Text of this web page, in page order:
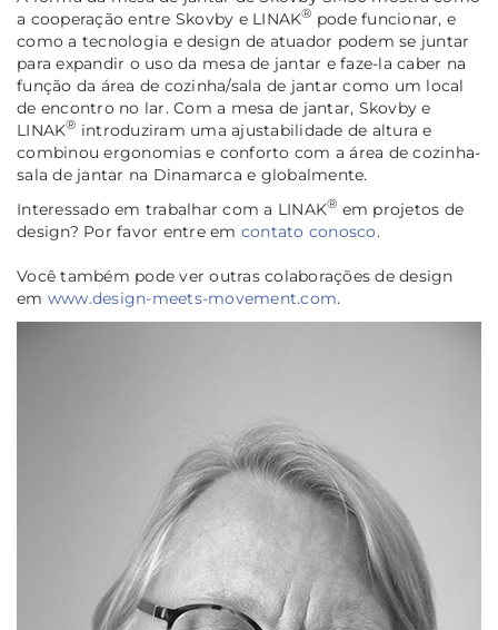
a cooperação entre Skovby e LINAK® pode funcionar, e
como a tecnologia e design de atuador podem se juntar
para expandir o uso da mesa de jantar e faze-la caber na
função da área de cozinha/sala de jantar como um local
de encontro no lar. Com a mesa de jantar, Skovby e
LINAK® introduziram uma ajustabilidade de altura e
combinou ergonomias e conforto com a área de cozinha-
sala de jantar na Dinamarca e globalmente.
Interessado em trabalhar com a LINAK® em projetos de
design? Por favor entre em contato conosco.
Você também pode ver outras colaborações de design
em www.design-meets-movement.com.